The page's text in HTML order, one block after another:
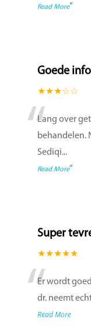
Read More”
Goede
★★★☆☆
“Lang over
behandelen.
Sediqi...
Read More”
Super
★★★★★
“Er wordt
dr. neemt
Read More